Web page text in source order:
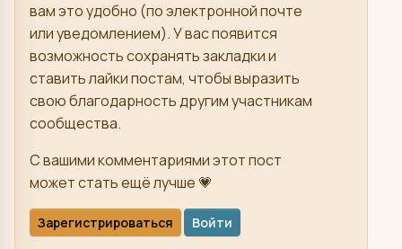
вам это удобно (по электронной почте
или уведомлением). У вас появится
возможность сохранять закладки и
ставить лайки постам, чтобы выразить
свою благодарность другим участникам
сообщества.
С вашими комментариями этот пост
может стать ещё лучше 💗
Зарегистрироваться Войти